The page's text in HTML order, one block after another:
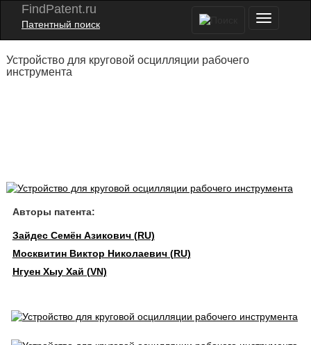
FindPatent.ru
Патентный поиск
Устройство для круговой осцилляции рабочего
инструмента
Авторы патента:
Зайдес Семён Азикович (RU)
Москвитин Виктор Николаевич (RU)
Нгуен Хыу Хай (VN)